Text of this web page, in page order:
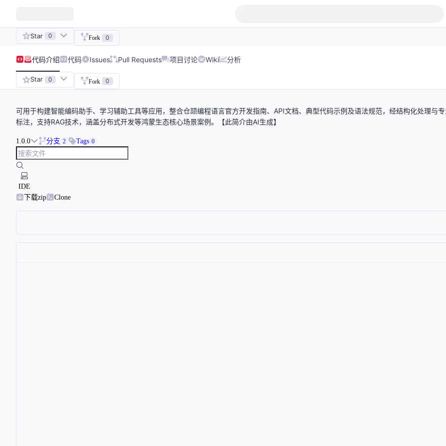
Star 0 Fork 0
代码介绍 代码 Issues Pull Requests 项目讨论 Wiki 分析
Star 0 Fork 0
可用于构建智能编码助手、学习辅助工具等应用，整合仓颉编程语言官方开发指南、API文档、典型代码示例及语法规范，经结构化处理与
标注，支持RAG技术，涵盖分布式开发等鸿蒙生态核心场景案例。【此简介由AI生成】
1.0.0 分支 2 Tags 0
IDE
下载zip
Clone